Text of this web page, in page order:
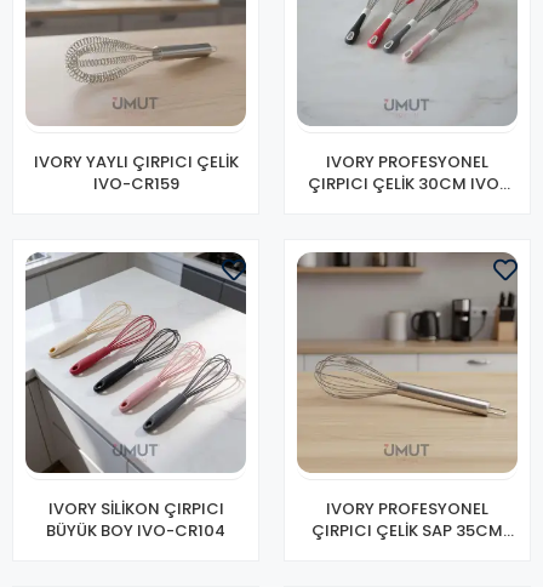
IVORY YAYLI ÇIRPICI ÇELİK
IVO-CR159
IVORY PROFESYONEL
ÇIRPICI ÇELİK 30CM IVO-
IVORY SİLİKON ÇIRPICI
BÜYÜK BOY IVO-CR104
IVORY PROFESYONEL
ÇIRPICI ÇELİK SAP 35CM